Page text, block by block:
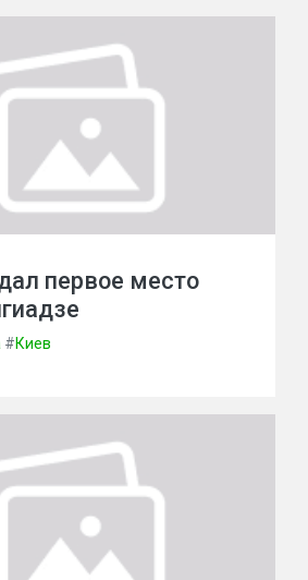
первое место
#Киев